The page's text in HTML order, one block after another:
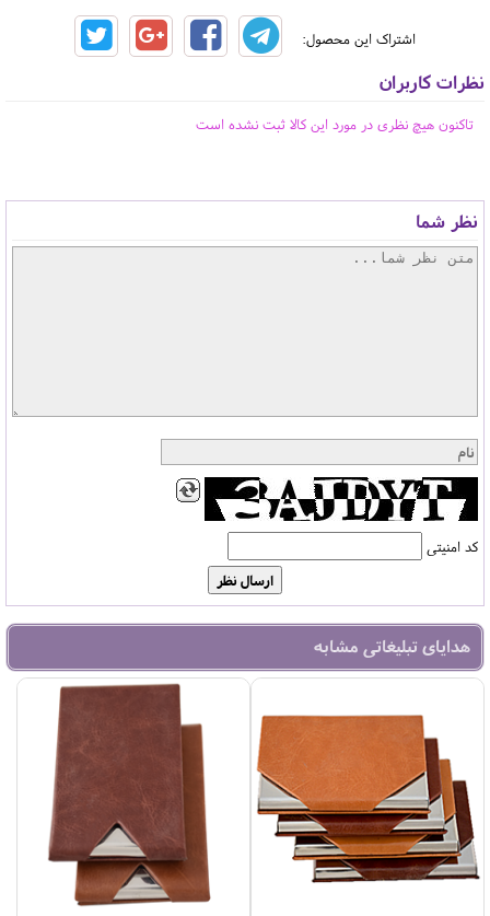
اشتراک این محصول:
نظرات کاربران
تاکنون هیچ نظری در مورد این کالا ثبت نشده است
نظر شما
کد امنیتی
هدایای تبلیغاتی مشابه